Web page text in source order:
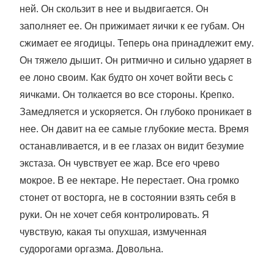
ней. Он скользит в нее и выдвигается. Он
заполняет ее. Он прижимает яички к ее губам. Он
сжимает ее ягодицы. Теперь она принадлежит ему.
Он тяжело дышит. Он ритмично и сильно ударяет в
ее лоно своим. Как будто он хочет войти весь с
яичками. Он толкается во все стороны. Крепко.
Замедляется и ускоряется. Он глубоко проникает в
нее. Он давит на ее самые глубокие места. Время
останавливается, и в ее глазах он видит безумие
экстаза. Он чувствует ее жар. Все его чрево
мокрое. В ее нектаре. Не перестает. Она громко
стонет от восторга, не в состоянии взять себя в
руки. Он не хочет себя контролировать. Я
чувствую, какая ты опухшая, измученная
судорогами оргазма. Довольна.